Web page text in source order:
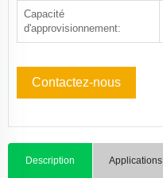
Capacité
d'approvisionnement:
Contactez-nous
Description Applications